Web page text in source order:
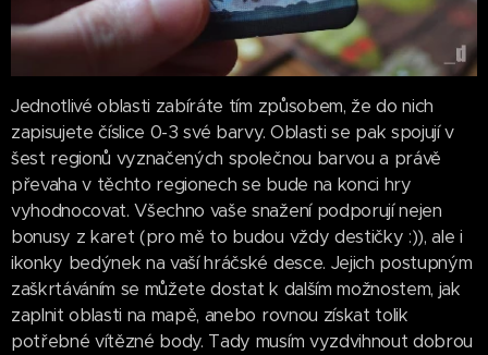
Jednotlivé oblasti zabíráte tím způsobem, že do nich
zapisujete číslice 0-3 své barvy. Oblasti se pak spojují v
šest regionů vyznačených společnou barvou a právě
převaha v těchto regionech se bude na konci hry
vyhodnocovat. Všechno vaše snažení podporují nejen
bonusy z karet (pro mě to budou vždy destičky :)), ale i
ikonky bedýnek na vaší hráčské desce. Jejich postupným
zaškrtáváním se můžete dostat k dalším možnostem, jak
zaplnit oblasti na mapě, anebo rovnou získat tolik
potřebné vítězné body. Tady musím vyzdvihnout dobrou